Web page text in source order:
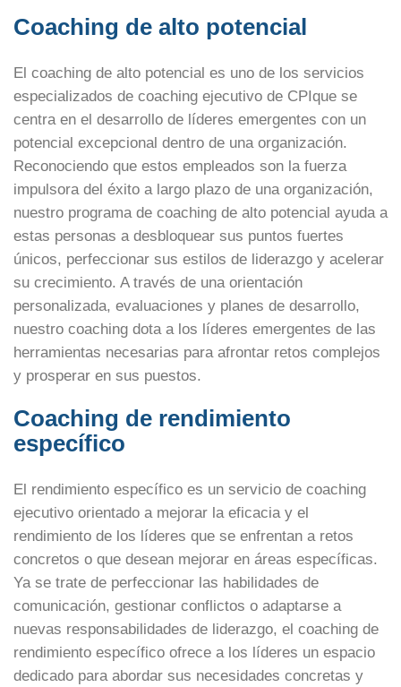
Coaching de alto potencial
El coaching de alto potencial es uno de los servicios
especializados de coaching ejecutivo de CPIque se
centra en el desarrollo de líderes emergentes con un
potencial excepcional dentro de una organización.
Reconociendo que estos empleados son la fuerza
impulsora del éxito a largo plazo de una organización,
nuestro programa de coaching de alto potencial ayuda a
estas personas a desbloquear sus puntos fuertes
únicos, perfeccionar sus estilos de liderazgo y acelerar
su crecimiento. A través de una orientación
personalizada, evaluaciones y planes de desarrollo,
nuestro coaching dota a los líderes emergentes de las
herramientas necesarias para afrontar retos complejos
y prosperar en sus puestos.
Coaching de rendimiento
específico
El rendimiento específico es un servicio de coaching
ejecutivo orientado a mejorar la eficacia y el
rendimiento de los líderes que se enfrentan a retos
concretos o que desean mejorar en áreas específicas.
Ya se trate de perfeccionar las habilidades de
comunicación, gestionar conflictos o adaptarse a
nuevas responsabilidades de liderazgo, el coaching de
rendimiento específico ofrece a los líderes un espacio
dedicado para abordar sus necesidades concretas y